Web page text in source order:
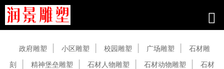
政府雕塑 小区雕塑 校园雕塑 广场雕塑
石材雕
刻
精神堡垒雕塑 石材人物雕塑 石材动物雕塑
石材